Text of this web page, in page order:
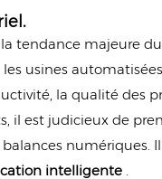
tendance majeure
usines
la qualité des
il est judicieux de
numériques.
intelligente